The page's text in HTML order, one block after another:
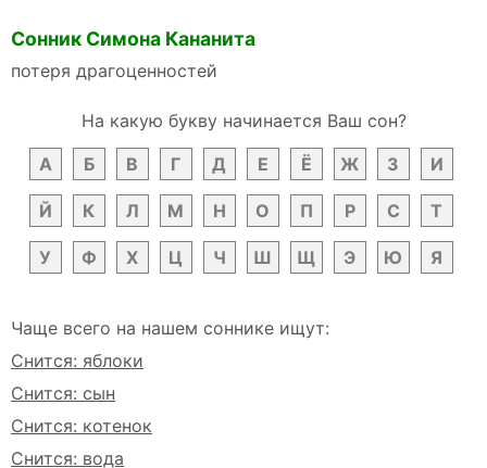
Сонник Симона Кананита
потеря драгоценностей
На какую букву начинается Ваш сон?
А
Б В Г Д Е Ё Ж З И
Й К Л М Н О П Р С Т
У Ф Х Ц Ч Ш Щ Э Ю Я
Чаще всего на нашем соннике ищут:
Снится: яблоки
Снится: сын
Снится: котенок
Снится: вода